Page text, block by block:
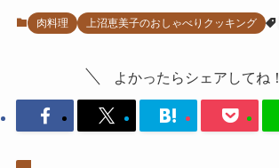
肉料理 上沼恵美子のおしゃべりクッキング
よかったらシェアしてね！